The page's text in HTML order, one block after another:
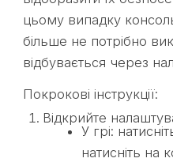
цьому випадку
більше не потрібно
відбувається через
Покрокові інструкції:
Відкрийте
У грі:
натисніть на